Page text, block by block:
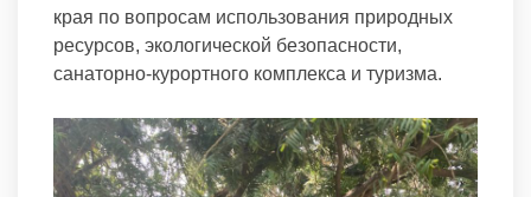
края по вопросам использования природных
ресурсов, экологической безопасности,
санаторно-курортного комплекса и туризма.